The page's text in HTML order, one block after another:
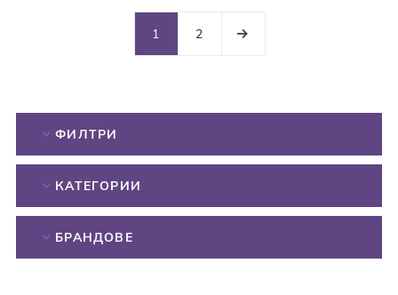
1 2
ФИЛТРИ
КАТЕГОРИИ
БРАНДОВЕ